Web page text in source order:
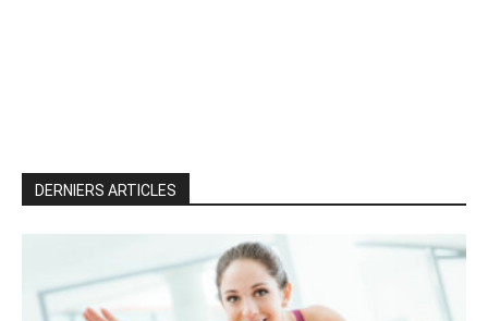
DERNIERS ARTICLES